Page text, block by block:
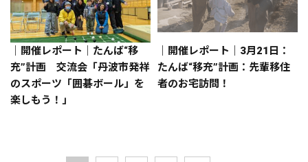
｜開催レポート｜たんば“移
充”計画 交流会「丹波市発祥
のスポーツ「囲碁ボール」を
楽しもう！」
｜開催レポート｜3月21日：
たんば“移充”計画：先輩移住
者のお宅訪問！